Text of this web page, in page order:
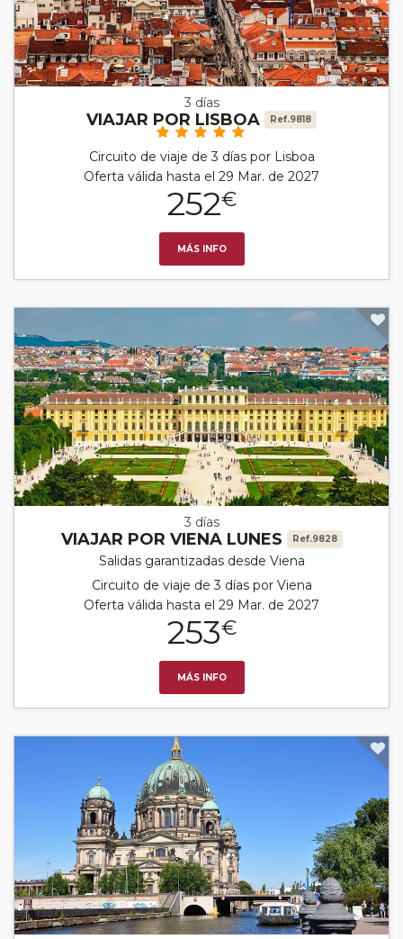
3 días
VIAJAR POR LISBOA Ref.9818
Circuito de viaje de 3 días por Lisboa
Oferta válida hasta el 29 Mar. de 2027
252€
MÁS INFO
3 días
VIAJAR POR VIENA LUNES Ref.9828
Salidas garantizadas desde Viena
Circuito de viaje de 3 días por Viena
Oferta válida hasta el 29 Mar. de 2027
253€
MÁS INFO